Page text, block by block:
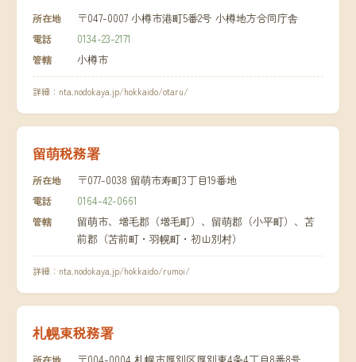
所在地 〒047-0007 小樽市港町5番2号 小樽地方合同庁舎
電話 0134-23-2171
管轄 小樽市
詳細： nta.nodokaya.jp/hokkaido/otaru/
留萌税務署
所在地 〒077-0038 留萌市寿町3丁目19番地
電話 0164-42-0661
管轄
留萌市、増毛郡（増毛町）、留萌郡（小平町）、苫
前郡（苫前町・羽幌町・初山別村）
詳細： nta.nodokaya.jp/hokkaido/rumoi/
札幌東税務署
所在地